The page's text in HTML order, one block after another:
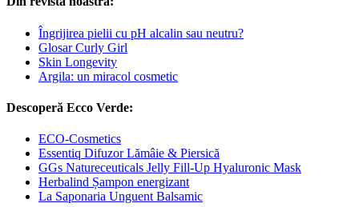
Îngrijirea pielii cu pH alcalin sau neutru?
Glosar Curly Girl
Skin Longevity
Argila: un miracol cosmetic
Descoperă Ecco Verde:
ECO-Cosmetics
Essentiq Difuzor Lămâie & Piersică
GGs Natureceuticals Jelly Fill-Up Hyaluronic Mask
Herbalind Șampon energizant
La Saponaria Unguent Balsamic